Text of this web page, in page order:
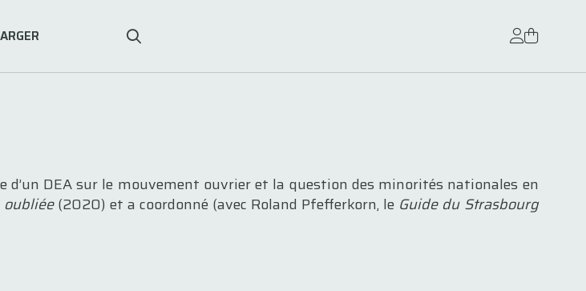
DEA sur le mouvement ouvrier et la question des minorités nationales en
(2020) et a coordonné (avec Roland Pfefferkorn, le Guide du Strasbourg